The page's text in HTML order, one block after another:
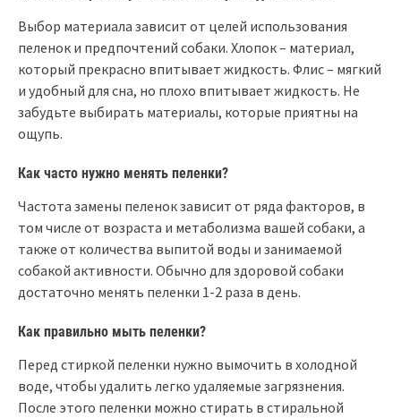
Выбор материала зависит от целей использования
пеленок и предпочтений собаки. Хлопок – материал,
который прекрасно впитывает жидкость. Флис – мягкий
и удобный для сна, но плохо впитывает жидкость. Не
забудьте выбирать материалы, которые приятны на
ощупь.
Как часто нужно менять пеленки?
Частота замены пеленок зависит от ряда факторов, в
том числе от возраста и метаболизма вашей собаки, а
также от количества выпитой воды и занимаемой
собакой активности. Обычно для здоровой собаки
достаточно менять пеленки 1-2 раза в день.
Как правильно мыть пеленки?
Перед стиркой пеленки нужно вымочить в холодной
воде, чтобы удалить легко удаляемые загрязнения.
После этого пеленки можно стирать в стиральной